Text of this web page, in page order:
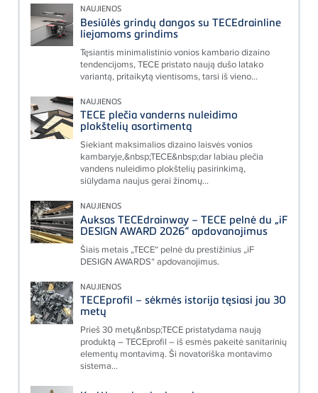
NAUJIENOS
Besiūlės grindų dangos su TECEdrainline
liejamoms grindims
Tęsiantis minimalistinio vonios kambario dizaino
tendencijoms, TECE pristato naują dušo latako
variantą, pritaikytą vientisoms, tarsi iš vieno...
NAUJIENOS
TECE plečia vanderns nuleidimo
plokštelių asortimentą
Siekiant maksimalios dizaino laisvės vonios
kambaryje,&nbsp;TECE&nbsp;dar labiau plečia
vandens nuleidimo plokštelių pasirinkimą,
siūlydama naujus gerai žinomų...
NAUJIENOS
Auksas TECEdrainway – TECE pelnė du „iF
DESIGN AWARD 2026“ apdovanojimus
Šiais metais „TECE“ pelnė du prestižinius „iF
DESIGN AWARDS“ apdovanojimus.
NAUJIENOS
TECEprofil – sėkmės istorija tęsiasi jau 30
metų
Prieš 30 metų&nbsp;TECE pristatydama naują
produktą – TECEprofil – iš esmės pakeitė sanitarinių
elementų montavimą. Ši novatoriška montavimo
sistema...